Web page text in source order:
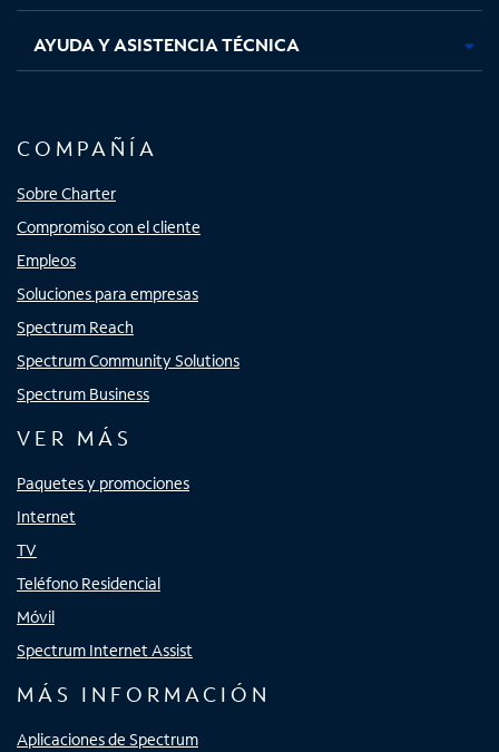
AYUDA Y ASISTENCIA TÉCNICA
COMPAÑÍA
Sobre Charter
Compromiso con el cliente
Empleos
Soluciones para empresas
Spectrum Reach
Spectrum Community Solutions
Spectrum Business
VER MÁS
Paquetes y promociones
Internet
TV
Teléfono Residencial
Móvil
Spectrum Internet Assist
MÁS INFORMACIÓN
Aplicaciones de Spectrum